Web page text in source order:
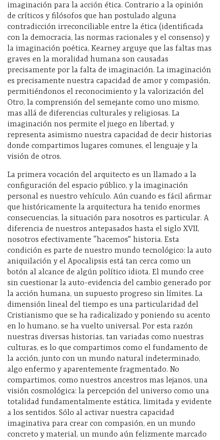
imaginación para la acción ética. Contrario a la opinión
de críticos y filósofos que han postulado alguna
contradicción irreconciliable entre la ética (identificada
con la democracia, las normas racionales y el consenso) y
la imaginación poética, Kearney arguye que las faltas mas
graves en la moralidad humana son causadas
precisamente por la falta de imaginación. La imaginación
es precisamente nuestra capacidad de amor y compasión,
permitiéndonos el reconocimiento y la valorización del
Otro, la comprensión del semejante como uno mismo,
mas allá de diferencias culturales y religiosas. La
imaginación nos permite el juego en libertad, y
representa asimismo nuestra capacidad de decir historias
donde compartimos lugares comunes, el lenguaje y la
visión de otros.
La primera vocación del arquitecto es un llamado a la
configuración del espacio público, y la imaginación
personal es nuestro vehículo. Aún cuando es fácil afirmar
que históricamente la arquitectura ha tenido enormes
consecuencias, la situación para nosotros es particular. A
diferencia de nuestros antepasados hasta el siglo XVII,
nosotros efectivamente “hacemos” historia. Esta
condición es parte de nuestro mundo tecnológico: la auto
aniquilación y el Apocalipsis está tan cerca como un
botón al alcance de algún político idiota. El mundo cree
sin cuestionar la auto-evidencia del cambio generado por
la acción humana, un supuesto progreso sin límites. La
dimensión lineal del tiempo es una particularidad del
Cristianismo que se ha radicalizado y poniendo su acento
en lo humano, se ha vuelto universal. Por esta razón
nuestras diversas historias, tan variadas como nuestras
culturas, es lo que compartimos como el fundamento de
la acción, junto con un mundo natural indeterminado,
algo enfermo y aparentemente fragmentado. No
compartimos, como nuestros ancestros mas lejanos, una
visión cosmológica: la percepción del universo como una
totalidad fundamentalmente estática, limitada y evidente
a los sentidos. Sólo al activar nuestra capacidad
imaginativa para crear con compasión, en un mundo
concreto y material, un mundo aún felizmente marcado